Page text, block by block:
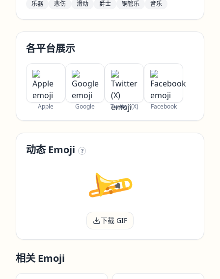
乐器 悲伤 滑动 爵士 铜管乐 音乐
各平台展示
Apple Google Twitter (X) Facebook
动态 Emoji ?
下载 GIF
相关 Emoji